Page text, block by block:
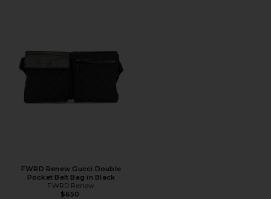
FWRD Renew Gucci Double
Pocket Belt Bag in Black
FWRD Renew
$650